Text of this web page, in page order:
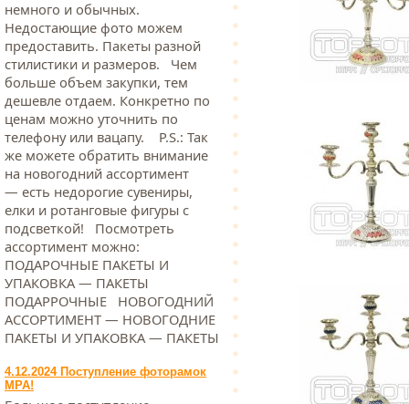
немного и обычных.
Недостающие фото можем
предоставить. Пакеты разной
стилистики и размеров. Чем
больше объем закупки, тем
дешевле отдаем. Конкретно по
ценам можно уточнить по
телефону или вацапу. Р.S.: Так
же можете обратить внимание
на новогодний ассортимент
— есть недорогие сувениры,
елки и ротанговые фигуры с
подсветкой! Посмотреть
ассортимент можно:
ПОДАРОЧНЫЕ ПАКЕТЫ И
УПАКОВКА — ПАКЕТЫ
ПОДАРРОЧНЫЕ НОВОГОДНИЙ
АССОРТИМЕНТ — НОВОГОДНИЕ
ПАКЕТЫ И УПАКОВКА — ПАКЕТЫ
4.12.2024 Поступление фоторамок
МРА!